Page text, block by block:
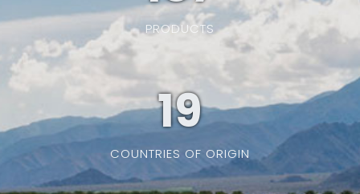
PRODUCTS
19
COUNTRIES OF ORIGIN